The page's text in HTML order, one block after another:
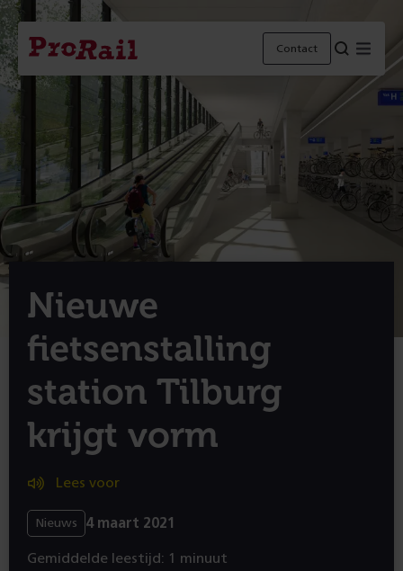
Navigatie
Homepage
ProRail
Contact
Nieuwe
fietsenstalling
station Tilburg
krijgt vorm
Lees voor
Nieuws 4 maart 2021
Gemiddelde leestijd: 1 minuut